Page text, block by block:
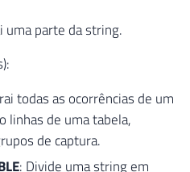
uma parte da string.
todas as ocorrências de um
linhas de uma tabela,
de captura.
: Divide uma string em